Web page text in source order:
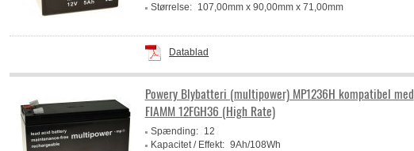
Størrelse:
107,00mm x 90,00mm x 71,00mm
Datablad
Powery Blybatteri (multipower) MP1236H kompatibel med
FIAMM 12FGH36 (High Rate)
Spænding:
12
Kapacitet / Effekt: 9Ah/108Wh